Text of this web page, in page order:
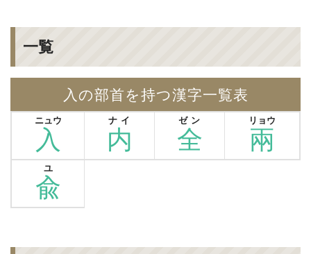
一覧
入の部首を持つ漢字一覧表
入
ニュウ
内
ナイ
全
ゼン
兩
リョウ
兪
ユ